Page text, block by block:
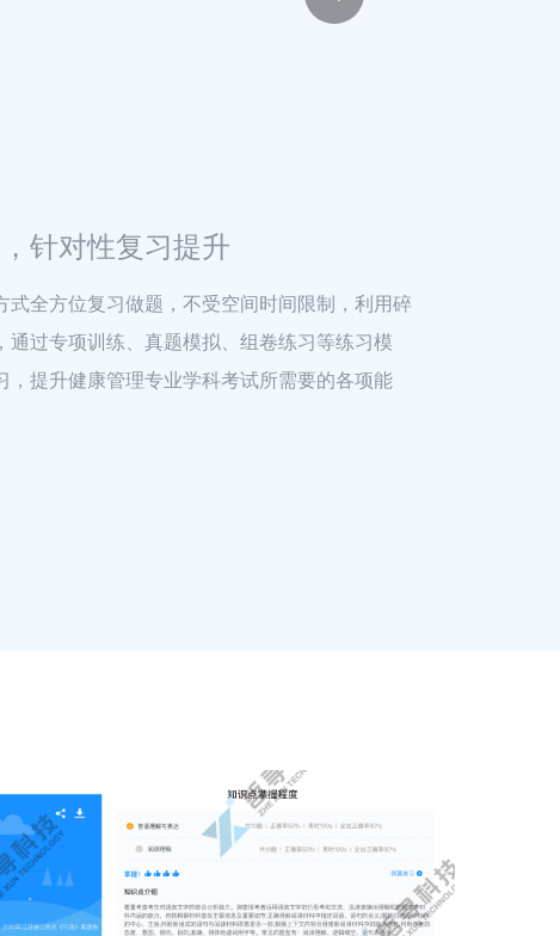
针对性复习提升
式全方位复习做题，不受空间时间限制，利用碎
通过专项训练、真题模拟、组卷练习等练习模
，提升健康管理专业学科考试所需要的各项能